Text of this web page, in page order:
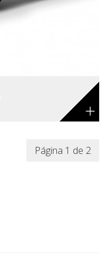
+
Página 1 de 2